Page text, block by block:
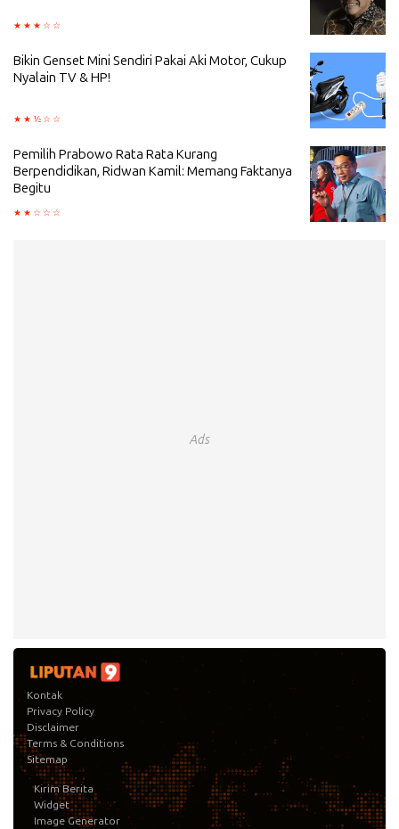
Bikin Genset Mini Sendiri Pakai Aki Motor, Cukup
Nyalain TV & HP!
Pemilih Prabowo Rata Rata Kurang
Berpendidikan, Ridwan Kamil: Memang Faktanya
Begitu
Ads
Kontak
Privacy Policy
Disclaimer
Terms & Conditions
Sitemap
Kirim Berita
Widget
Image Generator